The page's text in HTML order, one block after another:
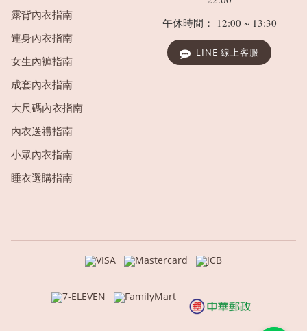
露背內衣指南
連身內衣指南
女生內褲指南
成套內衣指南
大尺碼內衣指南
內衣送禮指南
小眾內衣指南
睡衣選購指南
午休時間： 12:00 ~ 13:30
LINE 線上客服